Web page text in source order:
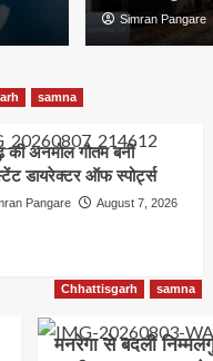
Simran Pangare
Simran Pangare
samna
की अनमोल गौतम बनीं
डायरेक्टर ऑफ स्पोर्ट्स
Pangare August 7, 2026
Chhattisgarh samna
मनरेगा से बदली